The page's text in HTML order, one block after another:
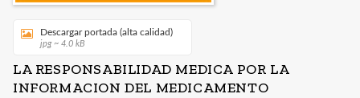
Descargar portada (alta calidad)
jpg ~ 4.0 kB
LA RESPONSABILIDAD MEDICA POR LA
INFORMACION DEL MEDICAMENTO